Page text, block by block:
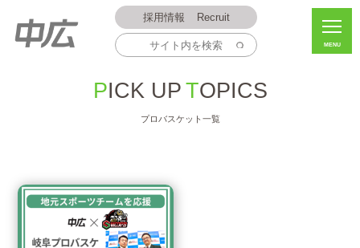
採用情報 Recruit
MENU
PICK UP TOPICS
プロバスケット一覧